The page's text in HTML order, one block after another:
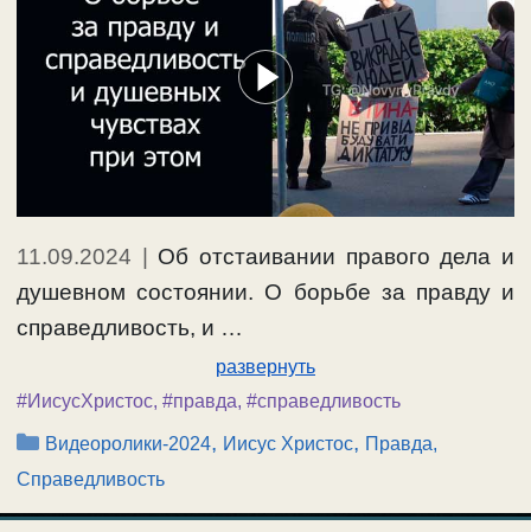
11.09.2024
Об отстаивании правого дела и
душевном состоянии. О борьбе за правду и
справедливость, и …
развернуть
#ИисусХристос, #правда, #справедливость
Рубрики
Видеоролики-2024, Иисус Христос, Правда,
Справедливость